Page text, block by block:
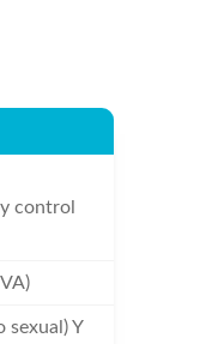
control
sexual) Y